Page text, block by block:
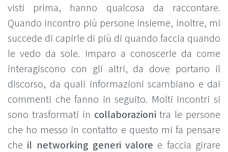
visti prima, hanno qualcosa da raccontare.
Quando incontro più persone insieme, inoltre, mi
succede di capirle di più di quando faccia quando
le vedo da sole. Imparo a conoscerle da come
interagiscono con gli altri, da dove portano il
discorso, da quali informazioni scambiano e dai
commenti che fanno in seguito. Molti incontri si
sono trasformati in collaborazioni tra le persone
che ho messo in contatto e questo mi fa pensare
che il networking generi valore e faccia girare